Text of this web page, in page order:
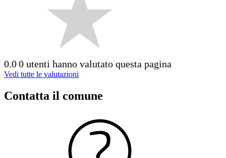
0.00 utenti hanno valutato questa pagina
Vedi tutte le valutazioni
Contatta il comune